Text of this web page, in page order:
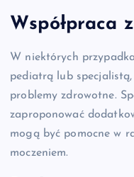
Współpraca
W niektórych
pediatrą lub
problemy zdrowotne.
zaproponować
mogą być pomocne w
moczeniem.